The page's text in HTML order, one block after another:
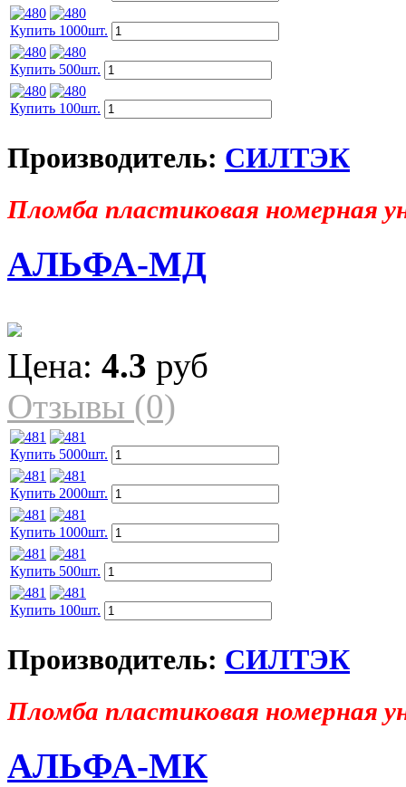
Купить 1000шт.
Купить 500шт.
Купить 100шт.
Производитель: СИЛТЭК
Пломба пластиковая номерная
АЛЬФА-МД
Цена: 4.3 руб
Отзывы (0)
Купить 5000шт.
Купить 2000шт.
Купить 1000шт.
Купить 500шт.
Купить 100шт.
Производитель: СИЛТЭК
Пломба пластиковая номерная
АЛЬФА-МК